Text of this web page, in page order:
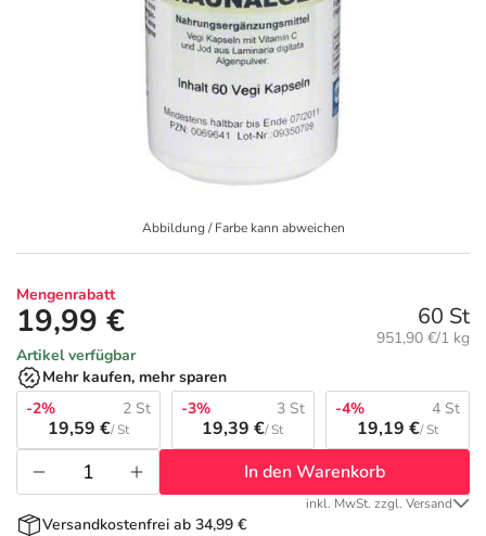
Körperpflege & Kosmetik
Mutter & Kind
Nahrungsergänzung
Natur & Homöopathie
Sanitätshaus
Sport & Fitness
Geschenkideen
Aktuelle Coupons
Reiseapotheke
Insektenschutz
Sonnenpflege
Sommerpflege für Haar und Kopfhaut
Täglich gut versorgt
Fragen und Antworten
Beliebte Beiträge
E-Rezept einlösen
E-Rezept App
5% Extra Cash
Avene & Ducray Deals
Evolsin Deals
Frontline & Frontpro Deals
Nattermann Deals
R(h)ein Nutrition Deals
Refluthin, Lasea & Carmenthin Deals
Abbildung / Farbe kann abweichen
Mengenrabatt
19,99 € 60 St
Grundpreis:
951,90 €/1 kg
Artikel verfügbar
Mehr kaufen, mehr sparen
-2%
2 St
19,59 €/ St
-3% 3 St
19,39 €/ St
-4% 4 St
19,19 €/ St
In den Warenkorb
inkl. MwSt. zzgl. Versand
Versandkostenfrei ab 34,99 €